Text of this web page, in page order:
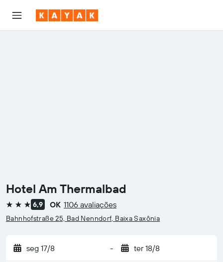
Hotel Am Thermalbad
3 estrelas6,9 OK 1106 avaliações
Bahnhofstraße 25, Bad Nenndorf, Baixa Saxônia
seg 17/8 - ter 18/8